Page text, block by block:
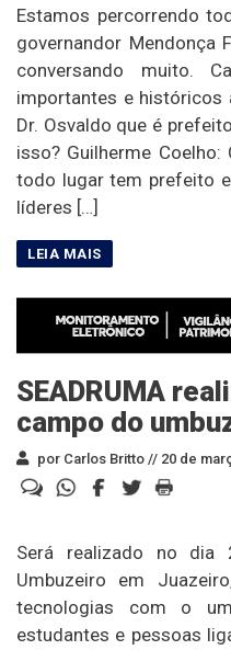
Estamos percorrendo
governandor Mendonça
conversando muito.
importantes e históricos
Dr. Osvaldo que é
isso? Guilherme
todo lugar tem prefeito
líderes […]
SEADRUMA
campo do
por Carlos Britto // 20 de
Será realizado no
Umbuzeiro em
tecnologias com o
estudantes e pessoas